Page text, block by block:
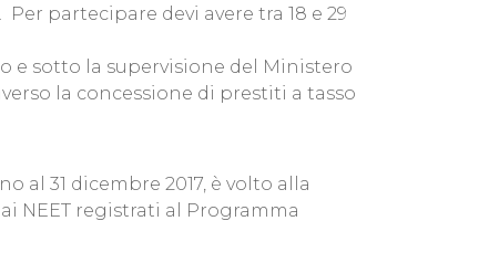
partecipare devi avere tra 18 e 29
e sotto la supervisione del Ministero
la concessione di prestiti a tasso
31 dicembre 2017, è volto alla
NEET registrati al Programma